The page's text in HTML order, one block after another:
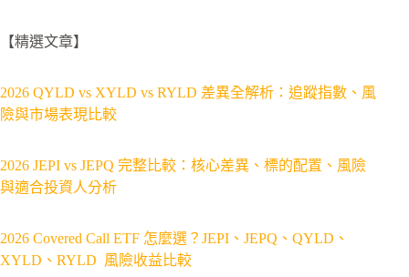
【精選文章】
2026 QYLD vs XYLD vs RYLD 差異全解析：追蹤指數、風
險與市場表現比較
2026 JEPI vs JEPQ 完整比較：核心差異、標的配置、風險
與適合投資人分析
2026 Covered Call ETF 怎麼選？JEPI、JEPQ、QYLD、
XYLD、RYLD 風險收益比較